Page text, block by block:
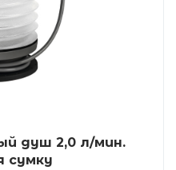
душ 2,0 л/мин.
сумку